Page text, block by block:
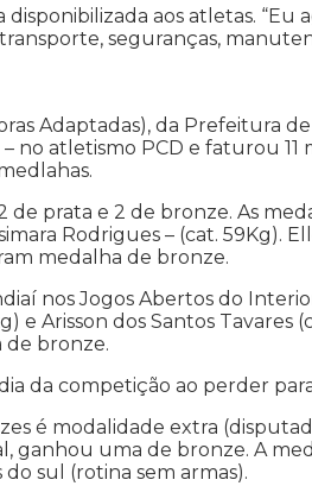
aos atletas. “Eu
seguranças,
Adaptadas), da Prefeitura
no atletismo PCD e faturou 11
prata e 2 de bronze. As
Rodrigues – (cat. 59Kg).
medalha de bronze.
nos Jogos Abertos do
e Arisson dos Santos Tavares
de bronze.
da competição ao perder
é modalidade extra
ganhou uma de bronze. A
sul (rotina sem armas).